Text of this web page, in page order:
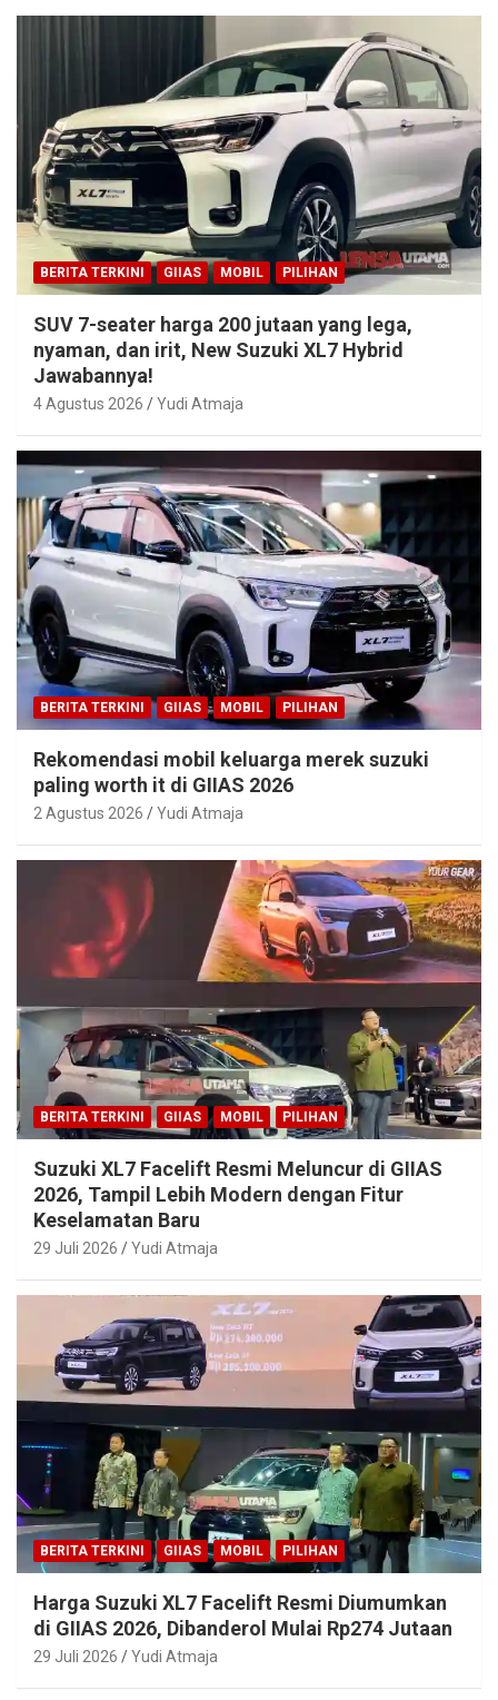
BERITA TERKINI GIIAS MOBIL PILIHAN
SUV 7-seater harga 200 jutaan yang lega,
nyaman, dan irit, New Suzuki XL7 Hybrid
Jawabannya!
4 Agustus 2026 Yudi Atmaja
BERITA TERKINI GIIAS MOBIL PILIHAN
Rekomendasi mobil keluarga merek suzuki
paling worth it di GIIAS 2026
2 Agustus 2026 Yudi Atmaja
BERITA TERKINI GIIAS MOBIL PILIHAN
Suzuki XL7 Facelift Resmi Meluncur di GIIAS
2026, Tampil Lebih Modern dengan Fitur
Keselamatan Baru
29 Juli 2026 Yudi Atmaja
BERITA TERKINI GIIAS MOBIL PILIHAN
Harga Suzuki XL7 Facelift Resmi Diumumkan
di GIIAS 2026, Dibanderol Mulai Rp274 Jutaan
29 Juli 2026 Yudi Atmaja